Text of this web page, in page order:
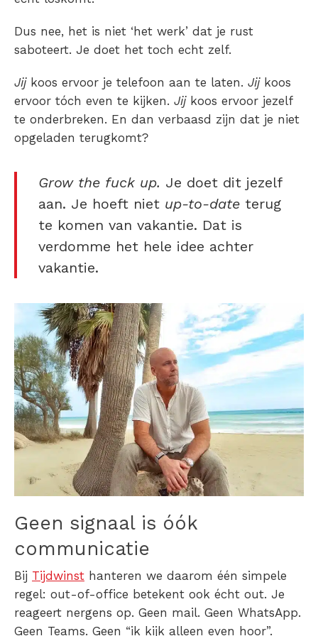
Dus nee, het is niet ‘het werk’ dat je rust
saboteert. Je doet het toch echt zelf.
Jijkoos ervoor je telefoon aan te laten. Jijkoos
ervoor tóch even te kijken. Jijkoos ervoor jezelf
te onderbreken. En dan verbaasd zijn dat je niet
opgeladen terugkomt?
Grow the fuck up. Je doet dit jezelf
aan. Je hoeft niet up-to-date terug
te komen van vakantie. Dat is
verdomme het hele idee achter
vakantie.
Geen signaal is óók
communicatie
Bij Tijdwinst hanteren we daarom één simpele
regel: out-of-office betekent ook écht out. Je
reageert nergens op. Geen mail. Geen WhatsApp.
Geen Teams. Geen “ik kijk alleen even hoor”.